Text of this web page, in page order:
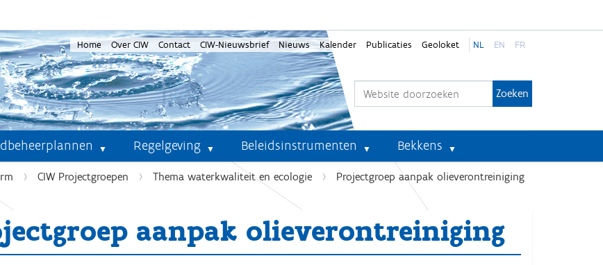
Home Over CIW Contact CIW-Nieuwsbrief Nieuws Kalender Publicaties Geoloket NL EN FR
Regelgeving Beleidsinstrumenten Bekkens
CIW Projectgroepen Thema waterkwaliteit en ecologie Projectgroep aanpak olieverontreiniging
aanpak olieverontreiniging